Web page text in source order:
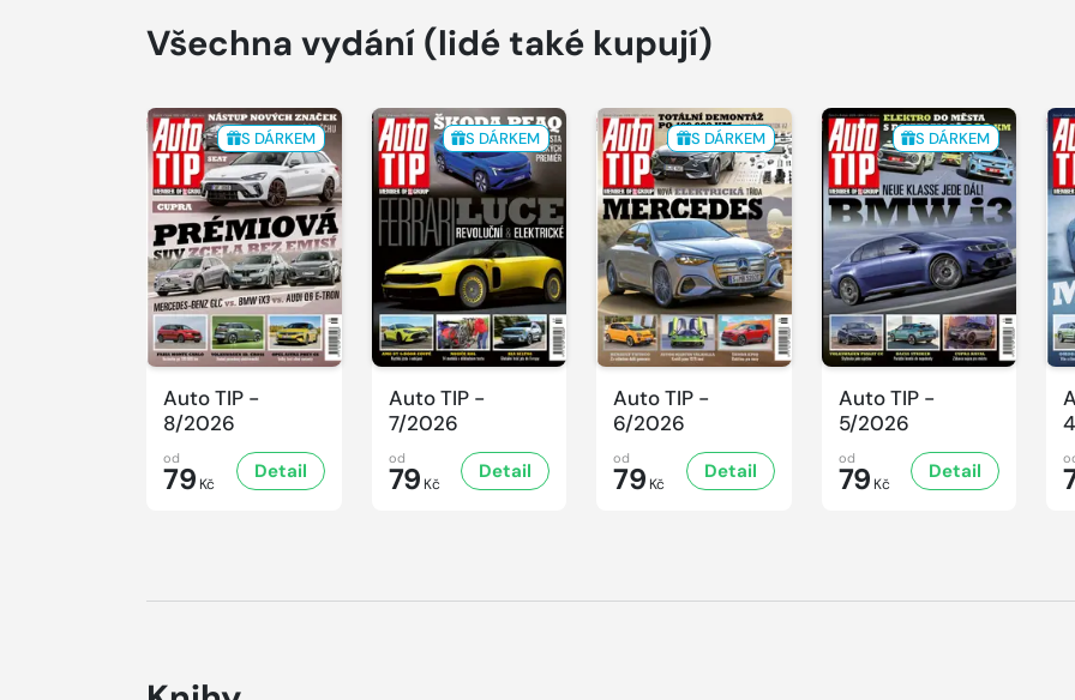
Všechna vydání (lidé také kupují)
S DÁRKEM
Auto TIP -
8/2026
od
79 Kč
Detail
S DÁRKEM
Auto TIP -
7/2026
od
79 Kč
Detail
S DÁRKEM
Auto TIP -
6/2026
od
79 Kč
Detail
S DÁRKEM
Auto TIP -
5/2026
od
79 Kč
Detail